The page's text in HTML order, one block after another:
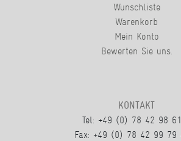
Wunschliste
Warenkorb
Mein Konto
Bewerten Sie uns.
KONTAKT
Tel: +49 (0) 78 42 98
Fax: +49 (0) 78 42 99 79